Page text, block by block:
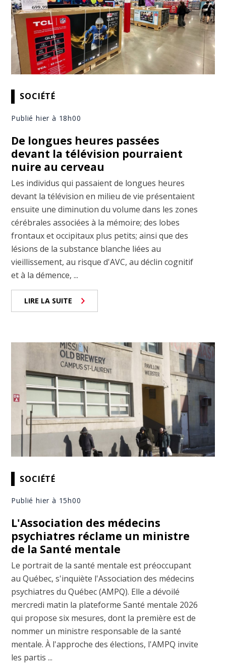
SOCIÉTÉ
Publié hier à 18h00
De longues heures passées
devant la télévision pourraient
nuire au cerveau
Les individus qui passaient de longues heures
devant la télévision en milieu de vie présentaient
ensuite une diminution du volume dans les zones
cérébrales associées à la mémoire; des lobes
frontaux et occipitaux plus petits; ainsi que des
lésions de la substance blanche liées au
vieillissement, au risque d'AVC, au déclin cognitif
et à la démence, ...
LIRE LA SUITE
SOCIÉTÉ
Publié hier à 15h00
L'Association des médecins
psychiatres réclame un ministre
de la Santé mentale
Le portrait de la santé mentale est préoccupant
au Québec, s'inquiète l'Association des médecins
psychiatres du Québec (AMPQ). Elle a dévoilé
mercredi matin la plateforme Santé mentale 2026
qui propose six mesures, dont la première est de
nommer un ministre responsable de la santé
mentale. À l'approche des élections, l'AMPQ invite
les partis ...